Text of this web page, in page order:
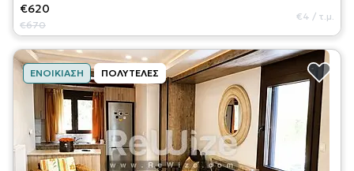
€620
€670
€4 / τ.μ.
ΕΝΟΙΚΊΑΣΗ ΠΟΛΥΤΕΛΈΣ